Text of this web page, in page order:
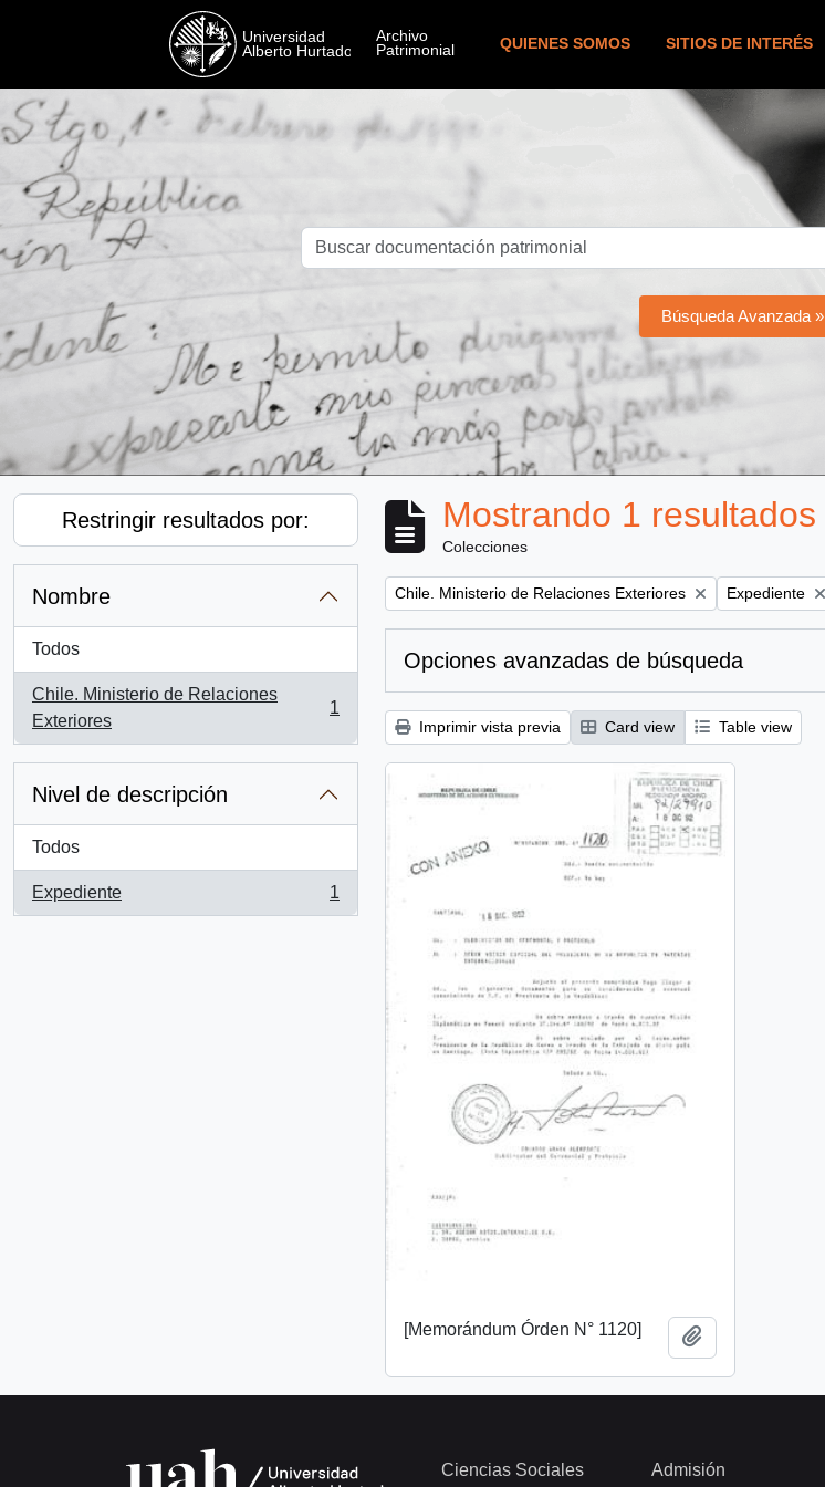
QUIENES SOMOS SITIOS DE INTERÉS
Búsqueda Avanzada »
Restringir resultados por:
Nombre
Todos
Chile. Ministerio de Relaciones
Exteriores
, 1 resultados
1
Nivel de descripción
Todos
Expediente
, 1 resultados
1
Mostrando 1 resultados
Colecciones
Remove filter:
Chile. Ministerio de Relaciones Exteriores Remove filter:
Expediente
Opciones avanzadas de búsqueda
Imprimir vista previa Card view Table view
[Memorándum Órden N° 1120]
Ciencias Sociales Admisión